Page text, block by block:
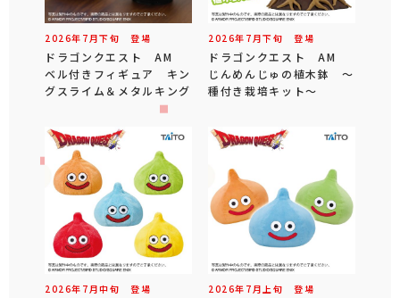
2026年 7 月下旬 登場
ドラゴンクエスト AM
ベル付きフィギュア キン
グスライム＆メタルキング
2026年 7 月下旬 登場
ドラゴンクエスト AM
じんめんじゅの植木鉢 ～
種付き栽培キット～
2026年 7 月中旬 登場 2026年 7 月 上旬 登場